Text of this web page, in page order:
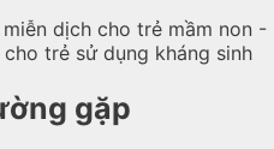
trẻ sử dụng kháng sinh
gặp